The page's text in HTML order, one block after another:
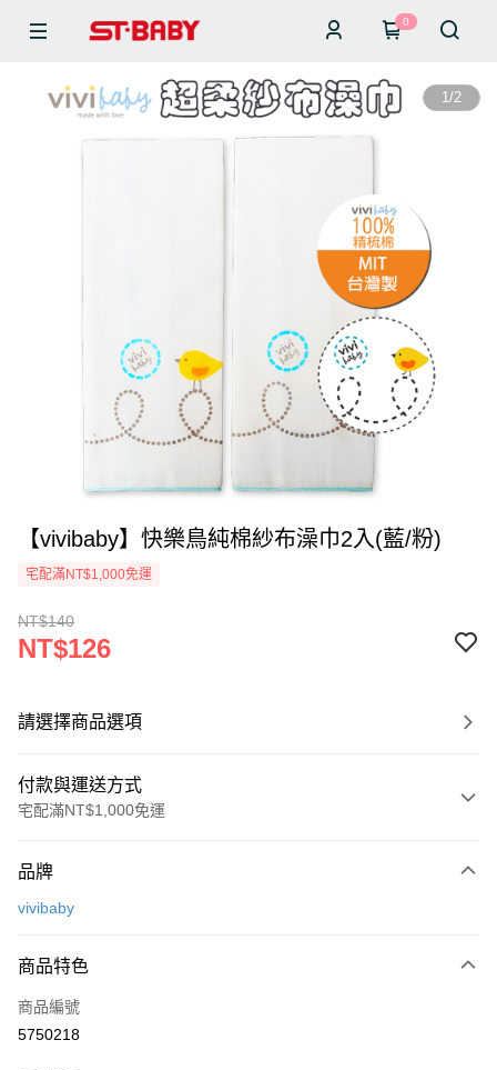
0
1/2
【vivibaby】快樂鳥純棉紗布澡巾2入(藍/粉)
宅配滿NT$1,000免運
NT$140
NT$126
請選擇商品選項
付款與運送方式
宅配滿NT$1,000免運
信用卡一次付款
街口支付
悠遊付
品牌
vivibaby
商品特色
商品編號
5750218